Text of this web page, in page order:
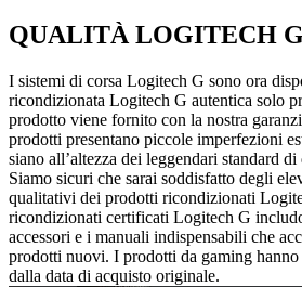
QUALITÀ LOGITECH
I sistemi di corsa Logitech G sono ora
ricondizionata Logitech G autentica solo
prodotto viene fornito con la nostra
prodotti presentano piccole imperfezioni
siano all’altezza dei leggendari standard
Siamo sicuri che sarai soddisfatto degli
qualitativi dei prodotti ricondizionati
ricondizionati certificati Logitech G
accessori e i manuali indispensabili che
prodotti nuovi. I prodotti da gaming hanno
dalla data di acquisto originale.